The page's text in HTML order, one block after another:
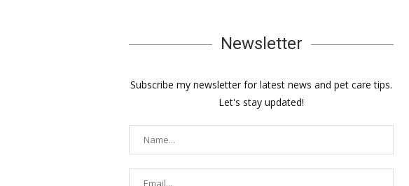
Newsletter
Subscribe my newsletter for latest news and pet care tips.
Let's stay updated!